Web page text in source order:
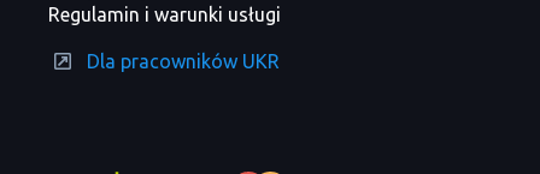
Regulamin i warunki usługi
Dla pracowników UKR